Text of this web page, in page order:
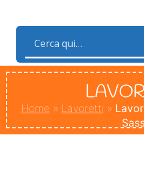
Home » Lavoretti »